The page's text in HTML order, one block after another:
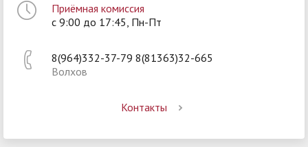
Приёмная комиссия
с 9:00 до 17:45, Пн-Пт
8(964)332-37-79 8(81363)32-665
Волхов
Контакты